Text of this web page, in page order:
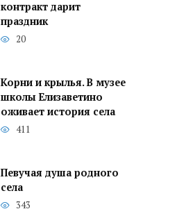
контракт дарит
праздник
20
Корни и крылья. В музее
школы Елизаветино
оживает история села
411
Певучая душа родного
села
343